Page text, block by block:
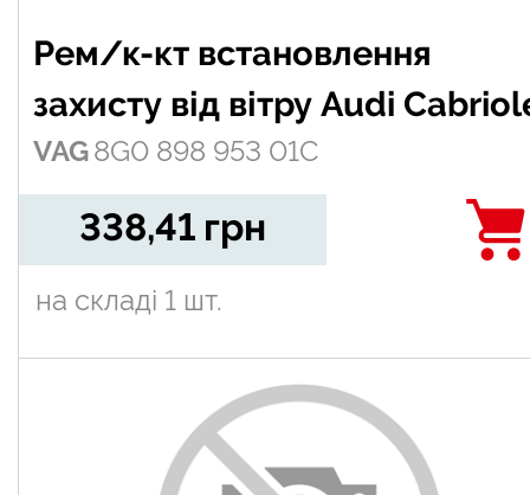
Рем/к-кт встановлення
захисту від вітру Audi
(ACA) 94-
VAG8G0 898 953 01C
338,41 грн
на складі 1 шт.